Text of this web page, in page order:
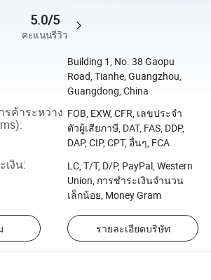
5.0/5
คะแนนรีวิว
Building 1, No. 38 Gaopu
Road, Tianhe, Guangzhou,
Guangdong, China
ค้าระหว่าง
:
FOB, EXW, CFR, เลขประจำ
ตัวผู้เสียภาษี, DAT, FAS, DDP,
DAP, CIP, CPT, อื่นๆ, FCA
เงิน:
LC, T/T, D/P, PayPal, Western
Union, การชำระเงินจำนวน
เล็กน้อย, Money Gram
รายละเอียดบริษัท